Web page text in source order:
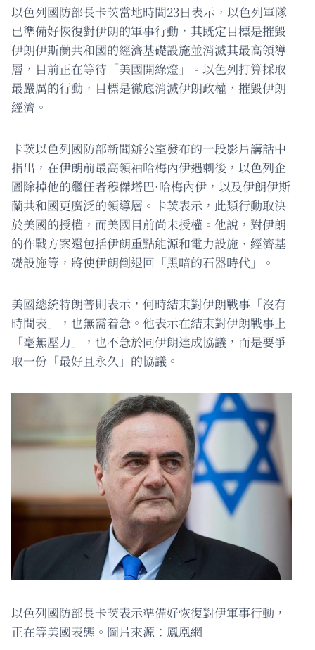
以色列國防部長卡茨當地時間23日表示，以色列軍隊
已準備好恢復對伊朗的軍事行動，其既定目標是摧毀
伊朗伊斯蘭共和國的經濟基礎設施並消滅其最高領導
層，目前正在等待「美國開綠燈」。以色列打算採取
最嚴厲的行動，目標是徹底消滅伊朗政權，摧毀伊朗
經濟。
卡茨以色列國防部新聞辦公室發布的一段影片講話中
指出，在伊朗前最高領袖哈梅內伊遇刺後，以色列企
圖除掉他的繼任者穆傑塔巴·哈梅內伊，以及伊朗伊斯
蘭共和國更廣泛的領導層。卡茨表示，此類行動取決
於美國的授權，而美國目前尚未授權。他說，對伊朗
的作戰方案還包括伊朗重點能源和電力設施、經濟基
礎設施等，將使伊朗倒退回「黑暗的石器時代」。
美國總統特朗普則表示，何時結束對伊朗戰事「沒有
時間表」，也無需着急。他表示在結束對伊朗戰事上
「毫無壓力」，也不急於同伊朗達成協議，而是要爭
取一份「最好且永久」的協議。
以色列國防部長卡茨表示準備好恢復對伊軍事行動，
正在等美國表態。圖片來源：鳳凰網